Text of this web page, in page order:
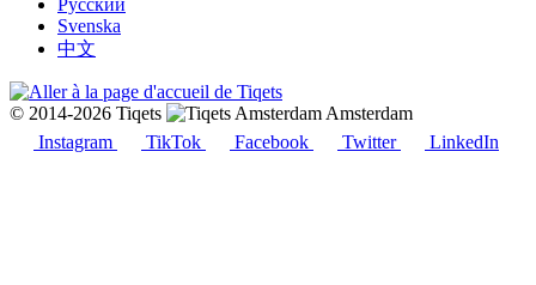
Svenska
中文
© 2014-2026 Tiqets
Amsterdam
Instagram
TikTok Facebook Twitter LinkedIn